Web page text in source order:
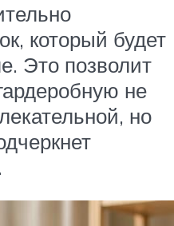
который будет
Это позволит
не
но